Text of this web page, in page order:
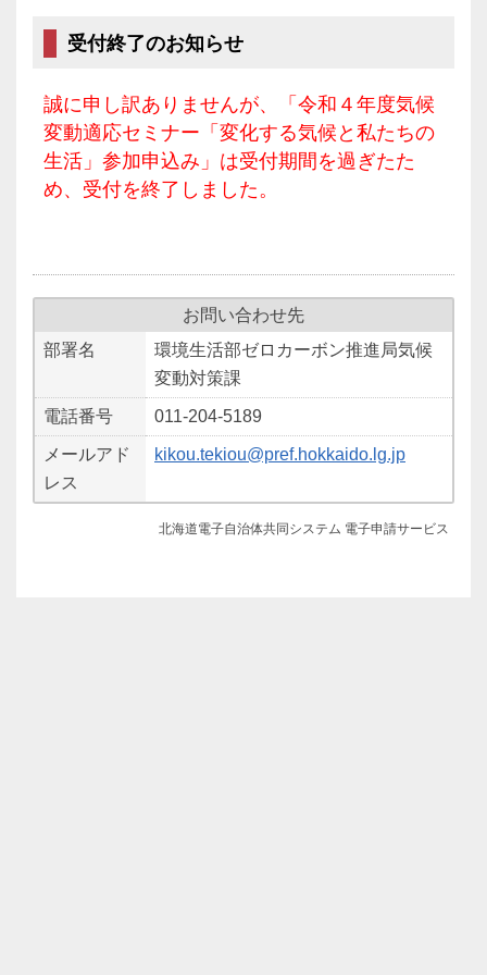
受付終了のお知らせ
誠に申し訳ありませんが、「令和４年度気候
変動適応セミナー「変化する気候と私たちの
生活」参加申込み」は受付期間を過ぎたた
め、受付を終了しました。
お問い合わせ先
部署名
環境生活部ゼロカーボン推進局気候
変動対策課
電話番号 011-204-5189
メールアド
レス
kikou.tekiou@pref.hokkaido.lg.jp
北海道電子自治体共同システム 電子申請サービス